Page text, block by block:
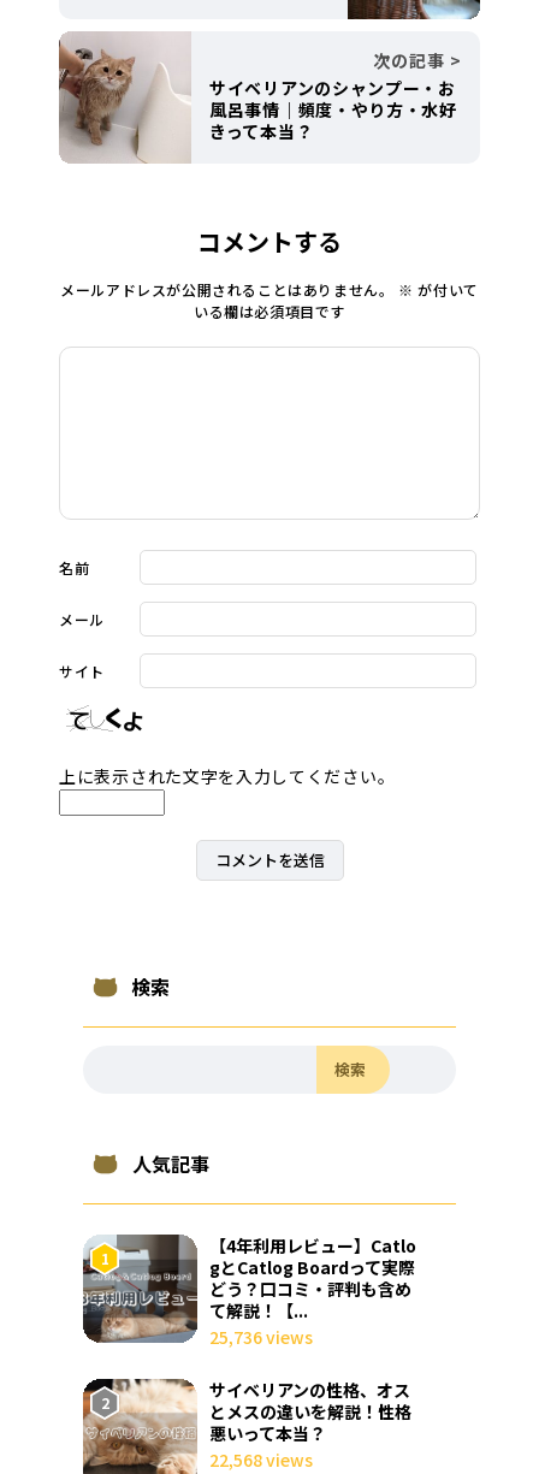
次の記事
サイベリアンのシャンプー・お
風呂事情｜頻度・やり方・水好
きって本当？
コメントする
メールアドレスが公開されることはありません。 ※ が付いて
いる欄は必須項目です
名前
メール
サイト
上に表示された文字を入力してください。
検索
検索
人気記事
【4年利用レビュー】Catlo
gとCatlog Boardって実際
どう？口コミ・評判も含め
て解説！【...
25,736 views
サイベリアンの性格、オス
とメスの違いを解説！性格
悪いって本当？
22,568 views